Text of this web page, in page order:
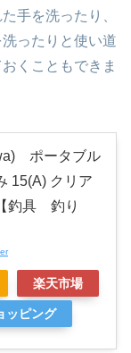
手を洗ったり、
ったりと使い道
くこともできま
ポータブル
15(A) クリア
釣具 釣り
楽天市場
ッピング